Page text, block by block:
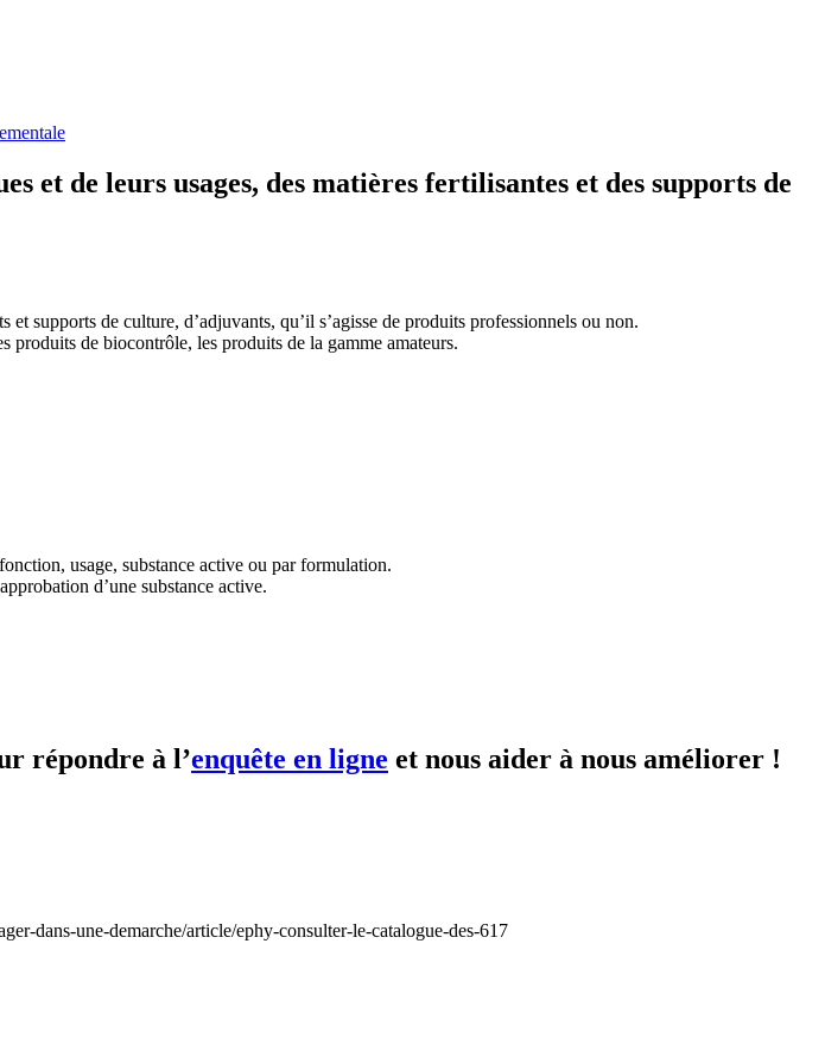
et de leurs usages, des matières fertilisantes et des supports de
supports de culture, d’adjuvants, qu’il s’agisse de produits professionnels ou non.
produits de biocontrôle, les produits de la gamme amateurs.
usage, substance active ou par formulation.
d’une substance active.
répondre à l’enquête en ligne et nous aider à nous améliorer !
dans-une-demarche/article/ephy-consulter-le-catalogue-des-617